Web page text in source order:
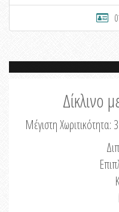
Δίκλινο
Μέγιστη Χωριτικότητα: